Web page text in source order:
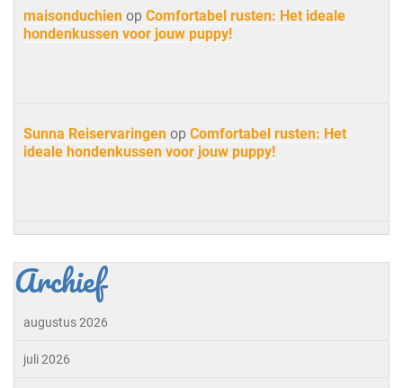
maisonduchien op Comfortabel rusten: Het ideale
hondenkussen voor jouw puppy!
Sunna Reiservaringen op Comfortabel rusten: Het
ideale hondenkussen voor jouw puppy!
Archief
augustus 2026
juli 2026